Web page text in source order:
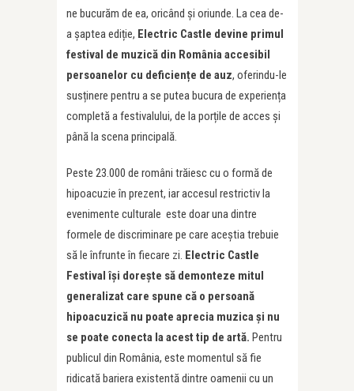
ne bucurăm de ea, oricând și oriunde. La cea de-
a șaptea ediție, Electric Castle devine primul
festival de muzică din România accesibil
persoanelor cu deficiențe de auz, oferindu-le
susținere pentru a se putea bucura de experiența
completă a festivalului, de la porțile de acces și
până la scena principală.
Peste 23.000 de români trăiesc cu o formă de
hipoacuzie în prezent, iar accesul restrictiv la
evenimente culturale este doar una dintre
formele de discriminare pe care aceștia trebuie
să le înfrunte în fiecare zi. Electric Castle
Festival își dorește să demonteze mitul
generalizat care spune că o persoană
hipoacuzică nu poate aprecia muzica și nu
se poate conecta la acest tip de artă. Pentru
publicul din România, este momentul să fie
ridicată bariera existentă dintre oamenii cu un